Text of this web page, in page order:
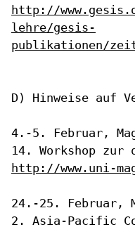
http://
lehre/gesis-
publikationen/
D) Hinweise auf
4.-5. Februar,
http://www.uni-
24.-25. Februar,